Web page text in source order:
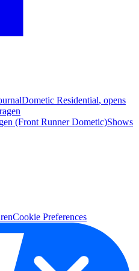
Dometic Residential, opens
(Front Runner Dometic)Shows
Cookie Preferences